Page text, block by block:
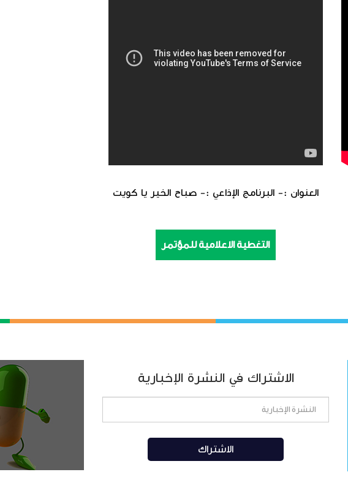
العنوان :- البرنامج الإذاعي :- صباح الخير يا كويت
التغطية الاعلامية للمؤتمر
الاشتراك في النشرة الإخبارية